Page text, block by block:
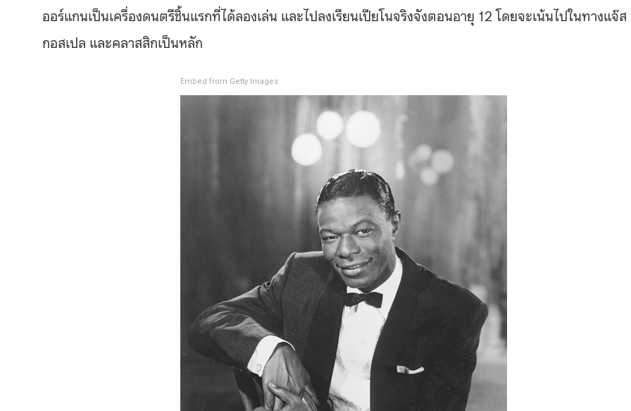
ออร์แกนเป็นเครื่องดนตรีชิ้นแรกที่ได้ลองเล่น และไปลงเรียนเปียโนจริงจังตอนอายุ 12 โดยจะเน้นไปในทางแจ๊ส
กอสเปล และคลาสสิกเป็นหลัก
Embed from Getty Images